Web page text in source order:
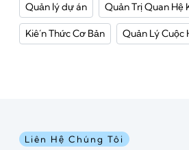
Quản lý dự án Quản Trị Quan Hệ
Kiến Thức Cơ Bản Quản Lý Cuộc
Liên Hệ Chúng Tôi